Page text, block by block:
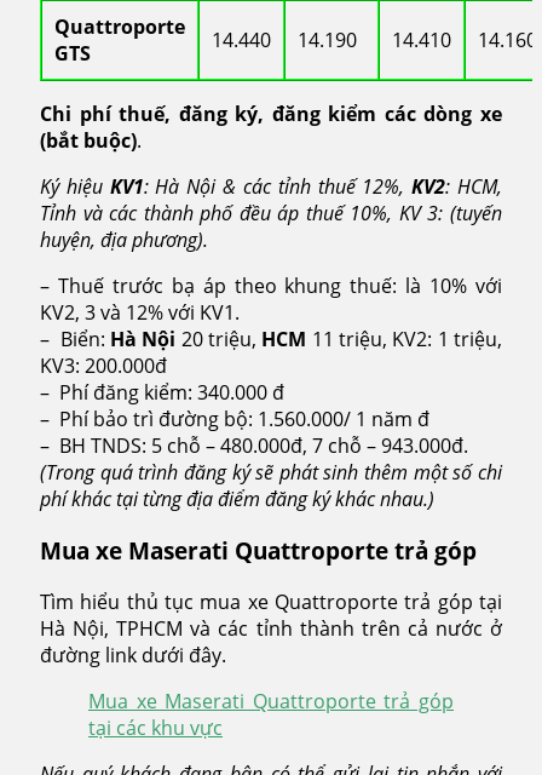
Quattroporte
GTS
14.440 14.190 14.410 14.160
Chi phí thuế, đăng ký, đăng kiểm các dòng xe
(bắt buộc).
Ký hiệu KV1: Hà Nội & các tỉnh thuế 12%,KV2: HCM,
Tỉnh và các thành phố đều áp thuế 10%, KV 3: (tuyến
huyện, địa phương).
– Thuế trước bạ áp theo khung thuế: là 10% với
KV2, 3 và 12% với KV1.
– Biển: Hà Nội 20 triệu, HCM 11 triệu, KV2: 1 triệu,
KV3: 200.000đ
– Phí đăng kiểm: 340.000 đ
– Phí bảo trì đường bộ: 1.560.000/ 1 năm đ
– BH TNDS: 5 chỗ – 480.000đ, 7 chỗ – 943.000đ.
(Trong quá trình đăng ký sẽ phát sinh thêm một số chi
phí khác tại từng địa điểm đăng ký khác nhau.)
Mua xe Maserati Quattroporte trả góp
Tìm hiểu thủ tục mua xe Quattroporte trả góp tại
Hà Nội, TPHCM và các tỉnh thành trên cả nước ở
đường link dưới đây.
Mua xe Maserati Quattroporte trả góp
tại các khu vực